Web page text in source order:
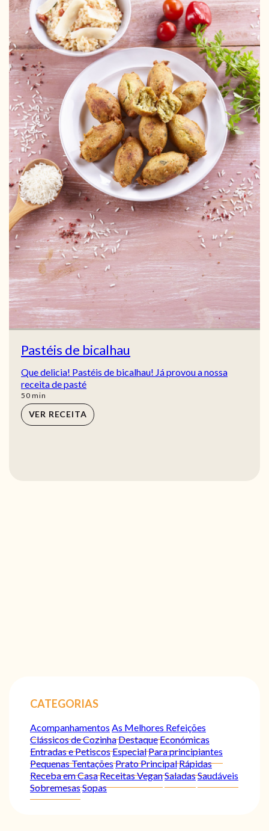
Pastéis de bicalhau
Que delicia! Pastéis de bicalhau! Já provou a nossa
receita de pasté
50min
min
VER RECEITA
CATEGORIAS
Acompanhamentos As Melhores Refeições
Clássicos de CozinhaDestaqueEconómicas
Entradas e PetiscosEspecialPara principiantes
Pequenas TentaçõesPrato PrincipalRápidas
Receba em CasaReceitas VeganSaladasSaudáveis
SobremesasSopas